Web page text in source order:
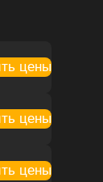
цены
цены
цены